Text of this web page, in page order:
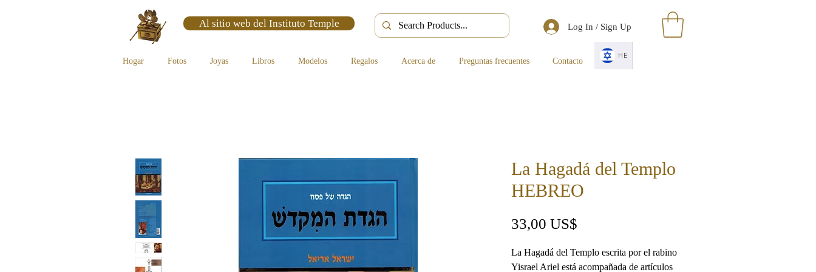
Al sitio web del Instituto Temple Log In / Sign Up
Hogar Fotos Joyas Libros Modelos Regalos Acerca de Preguntas frecuentes Contacto
HE
La Hagadá del Templo
HEBREO
33,00 US$
La Hagadá del Templo escrita por el rabino
Yisrael Ariel está acompañada de artículos